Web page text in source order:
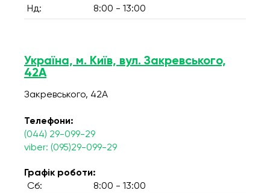
Нд: 8:00 - 13:00
Україна, м. Київ, вул. Закревського,
42А
Закревського, 42А
Телефони:
(044) 29-099-29
viber: (095)29-099-29
Графік роботи:
Сб:
8:00 - 13:00